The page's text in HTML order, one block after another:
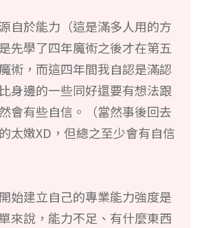
自於能力（這是滿多人用的方
先學了四年魔術之後才在第五
術，而這四年間我自認是滿認
身邊的一些同好還要有想法跟
會有些自信。（當然事後回去
太嫩XD，但總之至少會有自信
始建立自己的專業能力強度是
來說，能力不足、有什麼東西